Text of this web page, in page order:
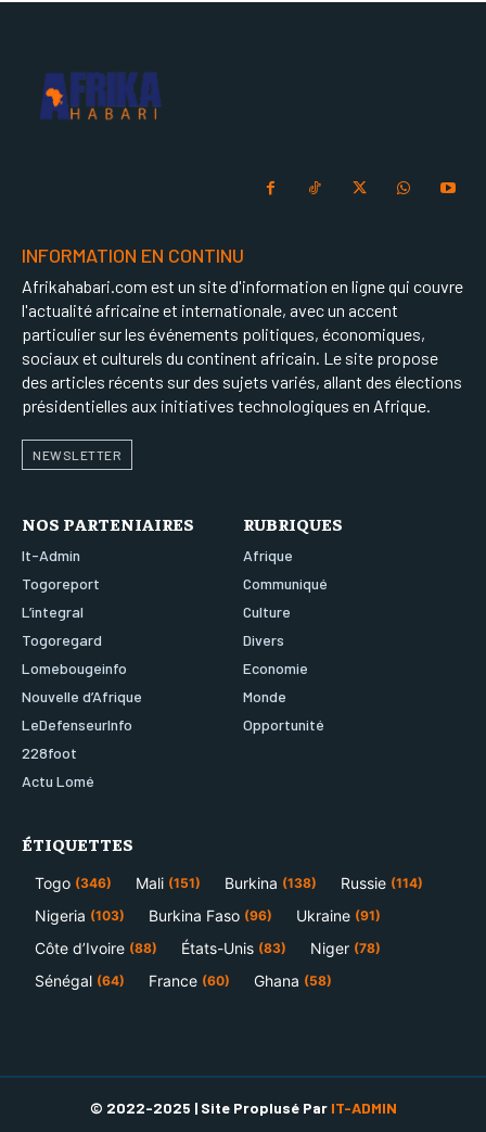
INFORMATION EN CONTINU
Afrikahabari.com est un site d'information en ligne qui couvre
l'actualité africaine et internationale, avec un accent
particulier sur les événements politiques, économiques,
sociaux et culturels du continent africain. Le site propose
des articles récents sur des sujets variés, allant des élections
présidentielles aux initiatives technologiques en Afrique.
NEWSLETTER
NOS PARTENIAIRES
It-Admin
Togoreport
L’integral
Togoregard
Lomebougeinfo
Nouvelle d’Afrique
LeDefenseurInfo
228foot
Actu Lomé
RUBRIQUES
Afrique
Communiqué
Culture
Divers
Economie
Monde
Opportunité
ÉTIQUETTES
Togo (346) Mali (151) Burkina (138) Russie (114)
Nigeria (103) Burkina Faso (96) Ukraine (91)
Côte d’Ivoire (88) États-Unis (83) Niger (78)
Sénégal (64) France (60) Ghana (58)
© 2022-2025 | Site Proplusé Par IT-ADMIN